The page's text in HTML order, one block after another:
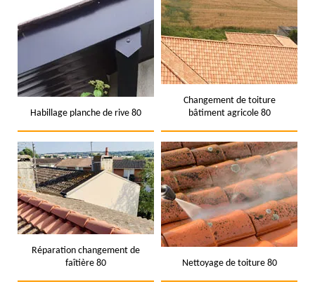
Habillage planche de rive 80
Changement de toiture
bâtiment agricole 80
Réparation changement de
faîtière 80
Nettoyage de toiture 80